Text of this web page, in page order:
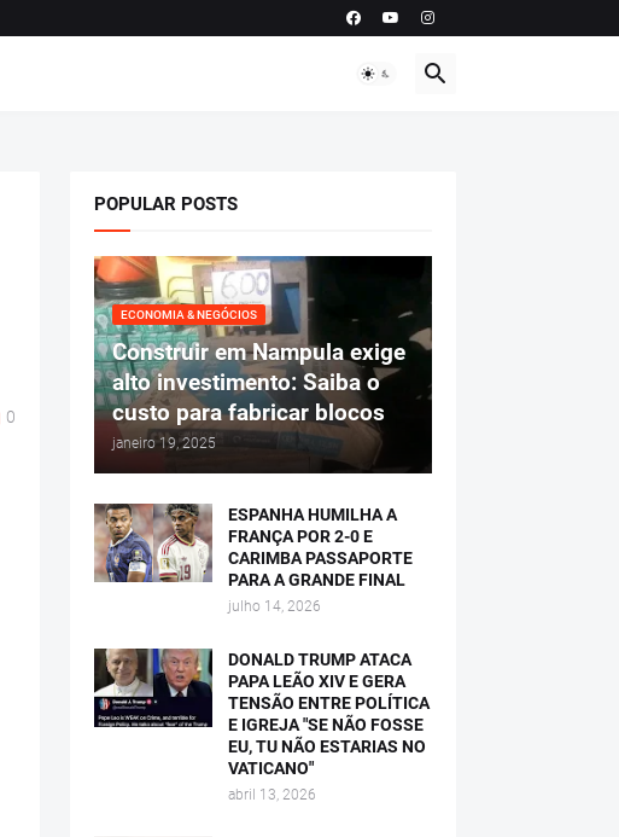
0
POPULAR POSTS
ECONOMIA & NEGÓCIOS
Construir em Nampula exige
alto investimento: Saiba o
custo para fabricar blocos
janeiro 19, 2025
ESPANHA HUMILHA A
FRANÇA POR 2-0 E
CARIMBA PASSAPORTE
PARA A GRANDE FINAL
julho 14, 2026
DONALD TRUMP ATACA
PAPA LEÃO XIV E GERA
TENSÃO ENTRE POLÍTICA
E IGREJA "SE NÃO FOSSE
EU, TU NÃO ESTARIAS NO
VATICANO"
abril 13, 2026